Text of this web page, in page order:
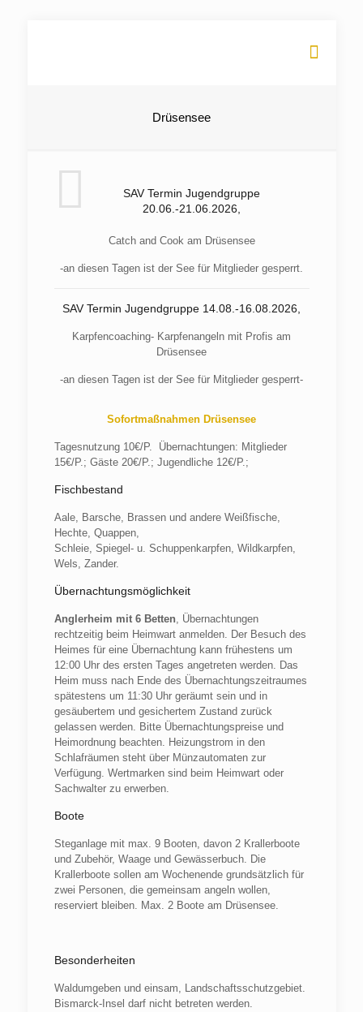
Drüsensee
SAV Termin Jugendgruppe
20.06.-21.06.2026,
Catch and Cook am Drüsensee
-an diesen Tagen ist der See für Mitglieder gesperrt.
SAV Termin Jugendgruppe 14.08.-16.08.2026,
Karpfencoaching- Karpfenangeln mit Profis am
Drüsensee
-an diesen Tagen ist der See für Mitglieder gesperrt-
Sofortmaßnahmen Drüsensee
Tagesnutzung 10€/P. Übernachtungen: Mitglieder
15€/P.; Gäste 20€/P.; Jugendliche 12€/P.;
Fischbestand
Aale, Barsche, Brassen und andere Weißfische,
Hechte, Quappen,
Schleie, Spiegel- u. Schuppenkarpfen, Wildkarpfen,
Wels, Zander.
Übernachtungsmöglichkeit
Anglerheim mit 6 Betten, Übernachtungen
rechtzeitig beim Heimwart anmelden. Der Besuch des
Heimes für eine Übernachtung kann frühestens um
12:00 Uhr des ersten Tages angetreten werden. Das
Heim muss nach Ende des Übernachtungszeitraumes
spätestens um 11:30 Uhr geräumt sein und in
gesäubertem und gesichertem Zustand zurück
gelassen werden. Bitte Übernachtungspreise und
Heimordnung beachten. Heizungstrom in den
Schlafräumen steht über Münzautomaten zur
Verfügung. Wertmarken sind beim Heimwart oder
Sachwalter zu erwerben.
Boote
Steganlage mit max. 9 Booten, davon 2 Krallerboote
und Zubehör, Waage und Gewässerbuch. Die
Krallerboote sollen am Wochenende grundsätzlich für
zwei Personen, die gemeinsam angeln wollen,
reserviert bleiben. Max. 2 Boote am Drüsensee.
Besonderheiten
Waldumgeben und einsam, Landschaftsschutzgebiet.
Bismarck-Insel darf nicht betreten werden.